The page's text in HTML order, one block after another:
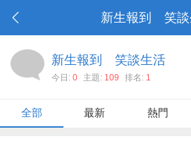
新生報到 笑談
新生報到 笑談生活
今日: 0 主題: 109 排名: 1
全部 最新 熱門